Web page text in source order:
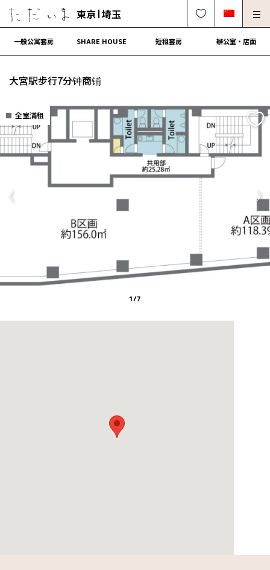
東京 埼玉
0120-249-900
房東、物件管理請進
簽約流程
一般公寓套房 SHARE HOUSE 短租套房 辦公室・店面
大宮駅步行7分钟商铺
全室滿租
1/7